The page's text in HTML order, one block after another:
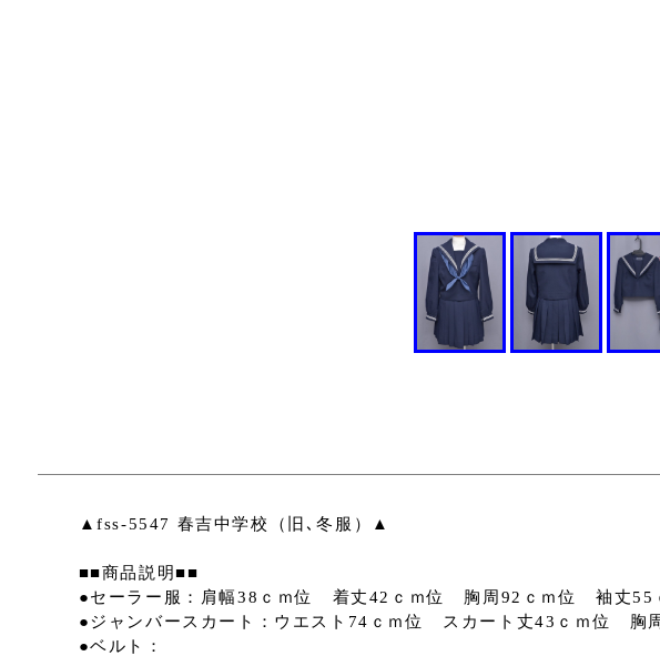
▲fss-5547 春吉中学校（旧､冬服）▲
■■商品説明■■
●セーラー服：肩幅38ｃｍ位 着丈42ｃｍ位 胸周92ｃｍ位 袖丈55
●ジャンバースカート：ウエスト74ｃｍ位 スカート丈43ｃｍ位
●ベルト：